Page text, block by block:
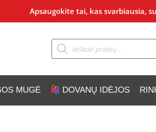
Apsaugokite tai, kas svarbiausia,
Products
search
MUGĖ DOVANŲ IDĖJOS